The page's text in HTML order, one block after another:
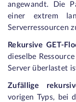
angewandt. Die
einer extrem
Serverressourcen
Rekursive GET-
dieselbe
Server überlastet
Zufällige
vorigen Typs, bei